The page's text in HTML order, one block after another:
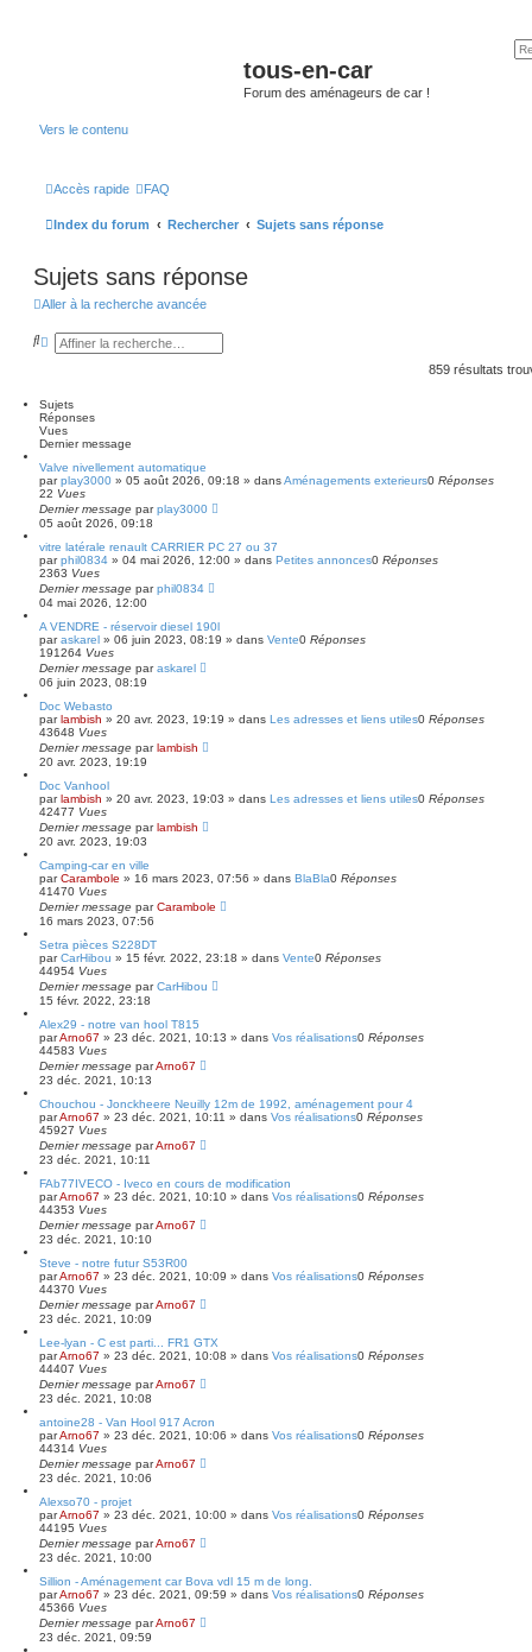
tous-en-car
Forum des aménageurs de car !
Vers le contenu
Accès rapide FAQ
Index du forum Rechercher Sujets sans réponse
Sujets sans réponse
Aller à la recherche avancée
R
r
c
h
e
r
R
r
c
h
e
a
v
a
n
c
e
859 résultats
Sujets
Réponses
Vues
Dernier message
Valve nivellement automatique
parplay3000 » 05 août 2026, 09:18 » dansAménagements exterieurs0 Réponses
22 Vues
Dernier message parplay3000
05 août 2026, 09:18
vitre latérale renault CARRIER PC 27 ou 37
parphil0834 » 04 mai 2026, 12:00 » dans Petites annonces0 Réponses
2363 Vues
Dernier message parphil0834
04 mai 2026, 12:00
A VENDRE - réservoir diesel 190l
paraskarel » 06 juin 2023, 08:19 » dans Vente0 Réponses
191264 Vues
Dernier message paraskarel
06 juin 2023, 08:19
Doc Webasto
parlambish » 20 avr. 2023, 19:19 » dans Les adresses et liens utiles0 Réponses
43648 Vues
Dernier message parlambish
20 avr. 2023, 19:19
Doc Vanhool
parlambish » 20 avr. 2023, 19:03 » dans Les adresses et liens utiles0 Réponses
42477 Vues
Dernier message parlambish
20 avr. 2023, 19:03
Camping-car en ville
parCarambole » 16 mars 2023, 07:56 » dans BlaBla0 Réponses
41470 Vues
Dernier message parCarambole
16 mars 2023, 07:56
Setra pièces S228DT
parCarHibou » 15 févr. 2022, 23:18 » dans Vente0 Réponses
44954 Vues
Dernier message parCarHibou
15 févr. 2022, 23:18
Alex29 - notre van hool T815
parArno67 » 23 déc. 2021, 10:13 » dans Vos réalisations0 Réponses
44583 Vues
Dernier message parArno67
23 déc. 2021, 10:13
Chouchou - Jonckheere Neuilly 12m de 1992, aménagement pour 4
parArno67 » 23 déc. 2021, 10:11 » dans Vos réalisations0 Réponses
45927 Vues
Dernier message parArno67
23 déc. 2021, 10:11
FAb77IVECO - Iveco en cours de modification
parArno67 » 23 déc. 2021, 10:10 » dans Vos réalisations0 Réponses
44353 Vues
Dernier message parArno67
23 déc. 2021, 10:10
Steve - notre futur S53R00
parArno67 » 23 déc. 2021, 10:09 » dans Vos réalisations0 Réponses
44370 Vues
Dernier message parArno67
23 déc. 2021, 10:09
Lee-lyan - C est parti... FR1 GTX
parArno67 » 23 déc. 2021, 10:08 » dans Vos réalisations0 Réponses
44407 Vues
Dernier message parArno67
23 déc. 2021, 10:08
antoine28 - Van Hool 917 Acron
parArno67 » 23 déc. 2021, 10:06 » dans Vos réalisations0 Réponses
44314 Vues
Dernier message parArno67
23 déc. 2021, 10:06
Alexso70 - projet
parArno67 » 23 déc. 2021, 10:00 » dans Vos réalisations0 Réponses
44195 Vues
Dernier message parArno67
23 déc. 2021, 10:00
Sillion - Aménagement car Bova vdl 15 m de long.
parArno67 » 23 déc. 2021, 09:59 » dans Vos réalisations0 Réponses
45366 Vues
Dernier message parArno67
23 déc. 2021, 09:59